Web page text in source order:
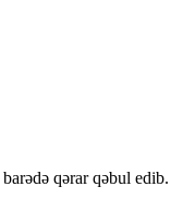
qərar qəbul edib.